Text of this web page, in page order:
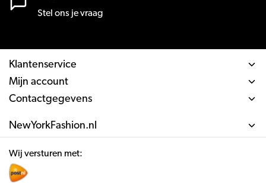
Stel ons je vraag
Klantenservice
Mijn account
Contactgegevens
NewYorkFashion.nl
Wij versturen met: